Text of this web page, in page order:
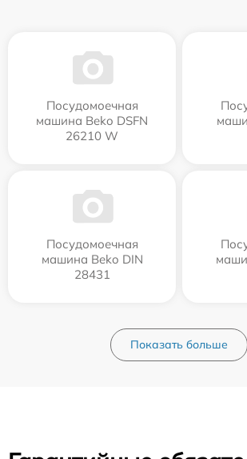
Посудомоечная
машина Beko DSFN
26210 W
Посудомоечная
машина Beko DIN
28431
Показать больше